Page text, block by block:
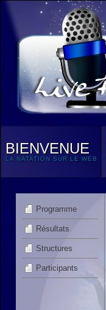
BIENVENUE
LA NATATION SUR LE WEB
Programme
Résultats
Structures
Participants